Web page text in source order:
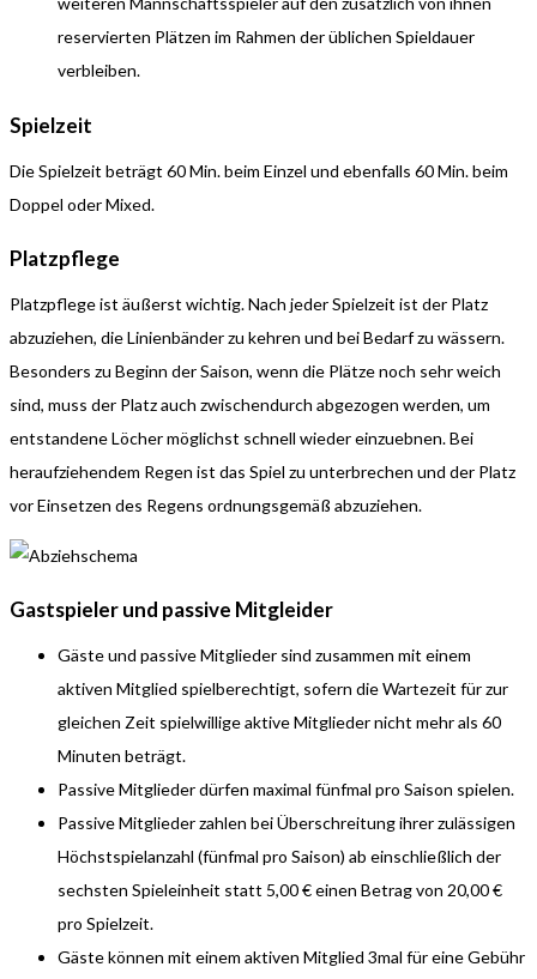
reservierten Plätzen im Rahmen der üblichen Spieldauer
verbleiben.
Spielzeit
Die Spielzeit beträgt 60 Min. beim Einzel und ebenfalls 60 Min. beim
Doppel oder Mixed.
Platzpflege
Platzpflege ist äußerst wichtig. Nach jeder Spielzeit ist der Platz
abzuziehen, die Linienbänder zu kehren und bei Bedarf zu wässern.
Besonders zu Beginn der Saison, wenn die Plätze noch sehr weich
sind, muss der Platz auch zwischendurch abgezogen werden, um
entstandene Löcher möglichst schnell wieder einzuebnen. Bei
heraufziehendem Regen ist das Spiel zu unterbrechen und der Platz
vor Einsetzen des Regens ordnungsgemäß abzuziehen.
Gastspieler und passive Mitgleider
Gäste und passive Mitglieder sind zusammen mit einem
aktiven Mitglied spielberechtigt, sofern die Wartezeit für zur
gleichen Zeit spielwillige aktive Mitglieder nicht mehr als 60
Minuten beträgt.
Passive Mitglieder dürfen maximal fünfmal pro Saison spielen.
Passive Mitglieder zahlen bei Überschreitung ihrer zulässigen
Höchstspielanzahl (fünfmal pro Saison) ab einschließlich der
sechsten Spieleinheit statt 5,00 € einen Betrag von 20,00 €
pro Spielzeit.
Gäste können mit einem aktiven Mitglied 3mal für eine Gebühr